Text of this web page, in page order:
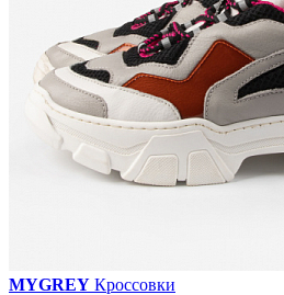
MYGREY Кроссовки